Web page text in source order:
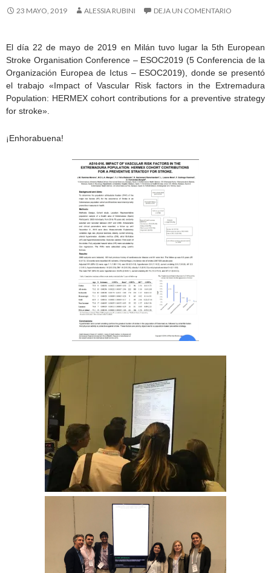
23 MAYO, 2019 ALESSIA RUBINI DEJA UN COMENTARIO
El día 22 de mayo de 2019 en Milán tuvo lugar la 5th European
Stroke Organisation Conference – ESOC2019 (5 Conferencia de la
Organización Europea de Ictus – ESOC2019), donde se presentó
el trabajo «Impact of Vascular Risk factors in the Extremadura
Population: HERMEX cohort contributions for a preventive strategy
for stroke».
¡Enhorabuena!